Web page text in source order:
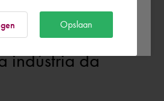
para
indústria da
Opslaan